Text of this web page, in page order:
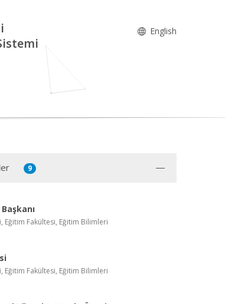
English
9
Eğitim Fakültesi, Eğitim Bilimleri
Eğitim Fakültesi, Eğitim Bilimleri